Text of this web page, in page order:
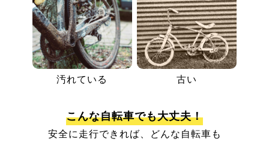
汚れている 古い
こんな自転車でも大丈夫！
安全に走行できれば、どんな自転車も